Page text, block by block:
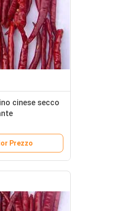
cinese secco
Prezzo